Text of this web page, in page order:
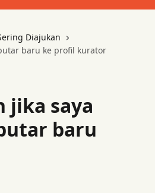
Diajukan
baru ke profil kurator
jika saya
baru